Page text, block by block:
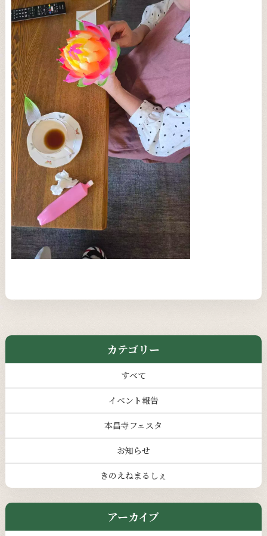
カテゴリー
すべて
イベント報告
本昌寺フェスタ
お知らせ
きのえねまるしぇ
アーカイブ